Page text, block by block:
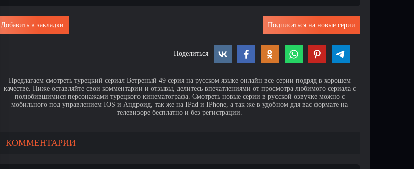
Подписаться на новые серии
Добавить в закладки
Поделиться
Предлагаем смотреть турецкий сериал Ветреный 49 серия на русском языке онлайн все серии подряд в хорошем
качестве. Ниже оставляйте свои комментарии и отзывы, делитесь впечатлениями от просмотра любимого сериала с
полюбившимися персонажами турецкого кинематографа. Смотреть новые серии в русской озвучке можно с
мобильного под управлением IOS и Андроид, так же на IPad и IPhone, а так же в удобном для вас формате на
телевизоре бесплатно и без регистрации.
КОММЕНТАРИИ